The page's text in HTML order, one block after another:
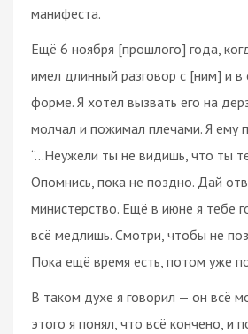
манифеста.
Ещё 6 ноября [прошлого] года,
имел длинный разговор с [ним] и в
форме. Я хотел вызвать его на
молчал и пожимал плечами. Я ему
“...Неужели ты не видишь, что ты
Опомнись, пока не поздно. Дай
министерство. Ещё в июне я тебе
всё медлишь. Смотри, чтобы не
Пока ещё время есть, потом уже
В таком духе я говорил — он всё
этого я понял, что всё кончено, и